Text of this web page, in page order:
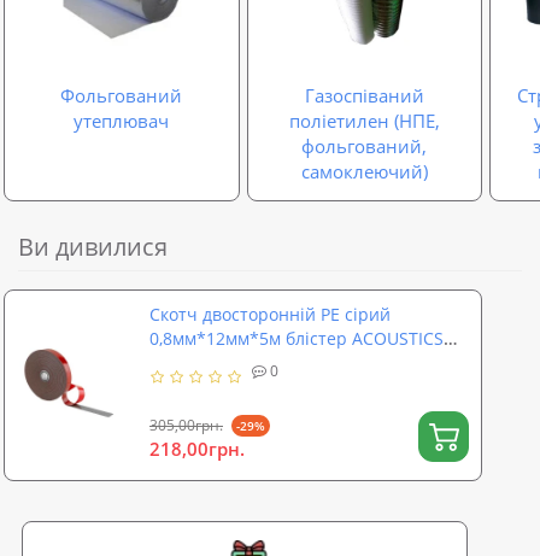
Фольгований
утеплювач
Газоспіваний
поліетилен (НПЕ,
фольгований,
самоклеючий)
Ви дивилися
Скотч двосторонній PE сірий
0,8мм*12мм*5м блістер ACOUSTICS
CARFIX (50212B)
0
305,00грн. -29%
218,00грн.